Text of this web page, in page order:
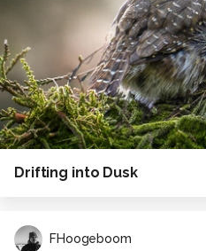
Drifting into Dusk
FHoogeboom